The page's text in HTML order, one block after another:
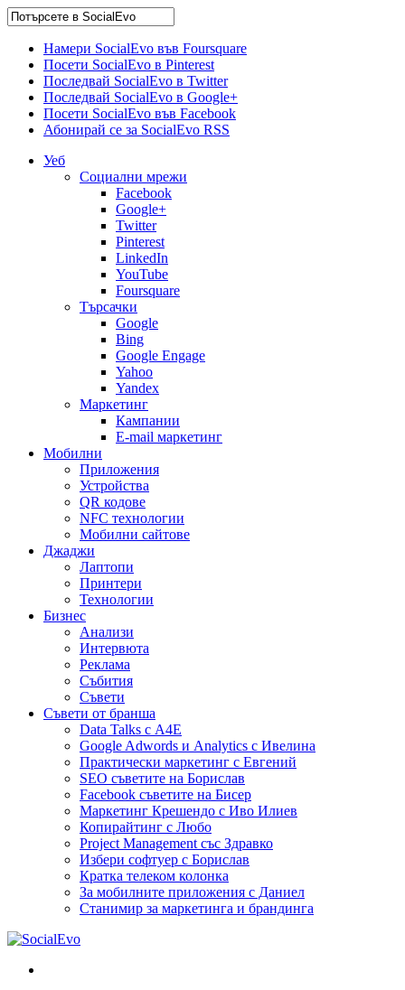
Намери SocialEvo във Foursquare
Посети SocialEvo в Pinterest
Последвай SocialEvo в Twitter
Последвай SocialEvo в Google+
Посети SocialEvo във Facebook
Абонирай се за SocialEvo RSS
Уеб
Социални мрежи
Facebook
Google+
Twitter
Pinterest
LinkedIn
YouTube
Foursquare
Търсачки
Google
Bing
Google Engage
Yahoo
Yandex
Маркетинг
Кампании
E-mail маркетинг
Мобилни
Приложения
Устройства
QR кодове
NFC технологии
Мобилни сайтове
Джаджи
Лаптопи
Принтери
Технологии
Бизнес
Анализи
Интервюта
Реклама
Събития
Съвети
Съвети от бранша
Data Talks с А4Е
Google Adwords и Analytics с Ивелина
Практически маркетинг с Евгений
SEO съветите на Борислав
Facebook съветите на Бисер
Маркетинг Крешендо с Иво Илиев
Копирайтинг с Любо
Project Management със Здравко
Избери софтуер с Борислав
Кратка телеком колонка
За мобилните приложения с Даниел
Станимир за маркетинга и брандинга